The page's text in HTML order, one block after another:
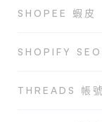
SHOPEE 蝦皮
SHOPIFY SEO
THREADS 帳